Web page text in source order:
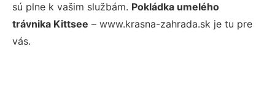
sú plne k vašim službám. Pokládka umelého
trávnika Kittsee – www.krasna-zahrada.sk je tu pre
vás.